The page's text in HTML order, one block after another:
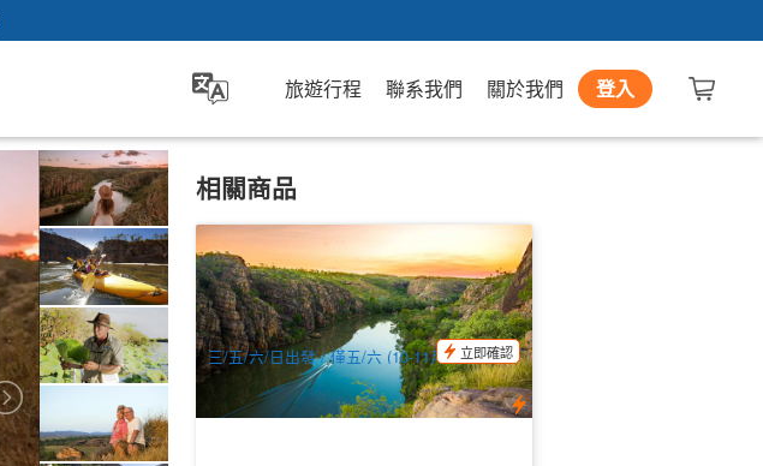
旅遊行程 聯系我們 關於我們 登入
相關商品
達爾文至凱瑟琳峽谷遊船遊覽 | 尼特米盧
克國家公園和瀑布一日遊
135 已預訂
AUD $334.00 $365.00
DAW11027
三/五/六/日出發 / 僅五/六 (10-11月) / 僅周日
(12-4月)
立即確認